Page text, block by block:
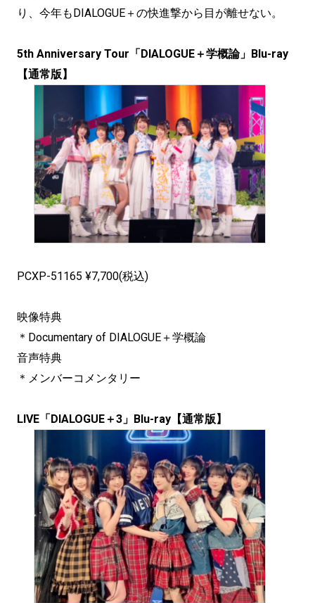
り、今年もDIALOGUE＋の快進撃から目が離せない。
5th Anniversary Tour「DIALOGUE＋学概論」Blu-ray
【通常版】
PCXP-51165 ¥7,700(税込)
映像特典
＊Documentary of DIALOGUE＋学概論
音声特典
＊メンバーコメンタリー
LIVE「DIALOGUE＋3」Blu-ray【通常版】